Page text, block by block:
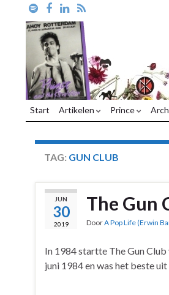
Start Artikelen Prince
TAG: GUN CLUB
JUN
30
2019
The Gun
DoorA Pop Life (Erwin
In 1984 startte The Gun Club
juni 1984 en was het beste